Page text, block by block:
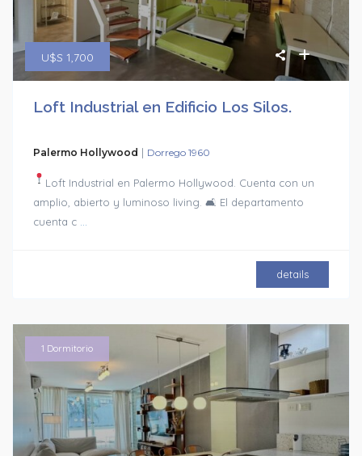
U$S 1,700
Loft Industrial en Edificio Los Silos.
Palermo Hollywood | Dorrego 1960
Loft Industrial en Palermo Hollywood. Cuenta con un
amplio, abierto y luminoso living. 🛋 El departamento
cuenta c
details
1 Dormitorio